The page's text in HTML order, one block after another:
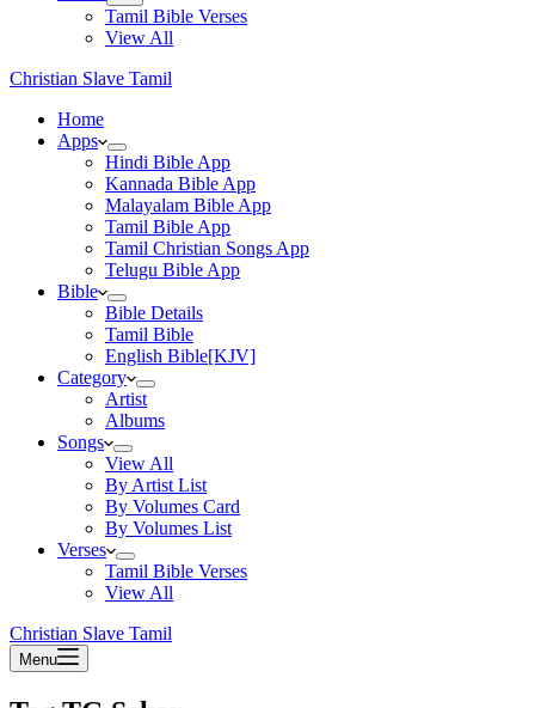
Tamil Bible Verses
View All
Christian Slave Tamil
Home
Apps
Hindi Bible App
Kannada Bible App
Malayalam Bible App
Tamil Bible App
Tamil Christian Songs App
Telugu Bible App
Bible
Bible Details
Tamil Bible
English Bible[KJV]
Category
Artist
Albums
Songs
View All
By Artist List
By Volumes Card
By Volumes List
Verses
Tamil Bible Verses
View All
Christian Slave Tamil
Menu